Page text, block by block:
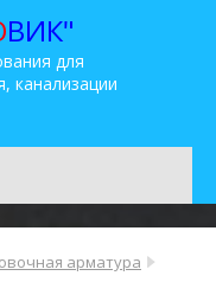
ВИК"
для
канализации
арматура